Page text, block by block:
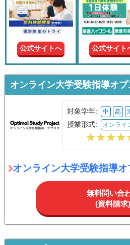
市区町村 選択されていません
現在の
学年
授業形
式
この条件で絞り込む
公式サイトへ 公式サイト
オンライン大学受験指導オプ
対象学年: 中 高
授業形式: オンライ
オンライン大学受験指導オ
無料問い合
(資料請求)